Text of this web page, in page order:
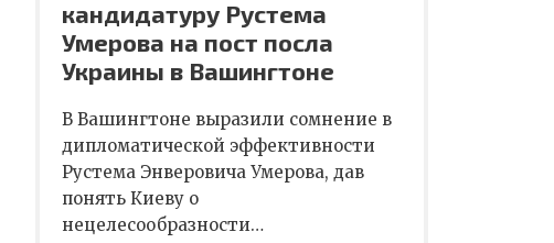
кандидатуру Рустема
Умерова на пост посла
Украины в Вашингтоне
В Вашингтоне выразили сомнение в
дипломатической эффективности
Рустема Энверовича Умерова, дав
понять Киеву о
нецелесообразности…